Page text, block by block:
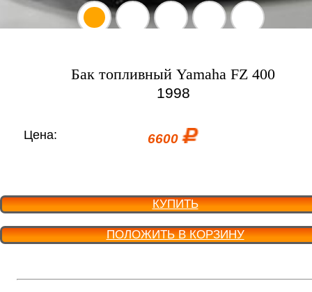
Бак топливный Yamaha FZ 400
1998
Цена: 6600
КУПИТЬ
ПОЛОЖИТЬ В КОРЗИНУ